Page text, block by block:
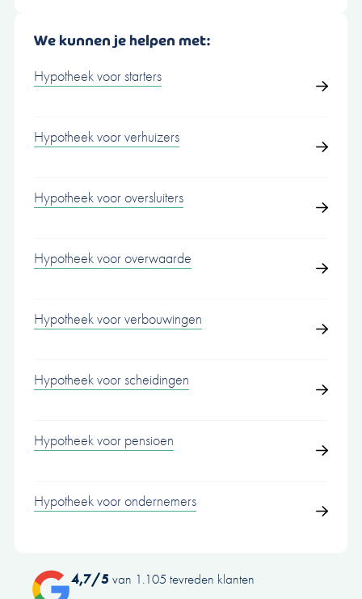
We kunnen je helpen met:
Hypotheek voor starters
Hypotheek voor verhuizers
Hypotheek voor oversluiters
Hypotheek voor overwaarde
Hypotheek voor verbouwingen
Hypotheek voor scheidingen
Hypotheek voor pensioen
Hypotheek voor ondernemers
4,7/5 van 1.105 tevreden klanten